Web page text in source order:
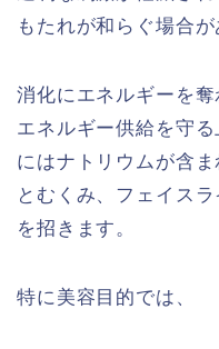
もたれが和らぐ場合が
消化にエネルギーを
エネルギー供給を守
にはナトリウムが含
とむくみ、フェイス
を招きます。
特に美容目的では、